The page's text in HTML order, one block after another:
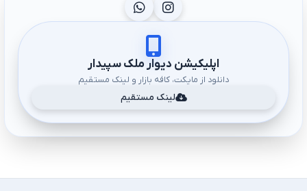
اپلیکیشن دیوار ملک سپیدار
دانلود از مایکت، کافه بازار و لینک مستقیم
لینک مستقیم